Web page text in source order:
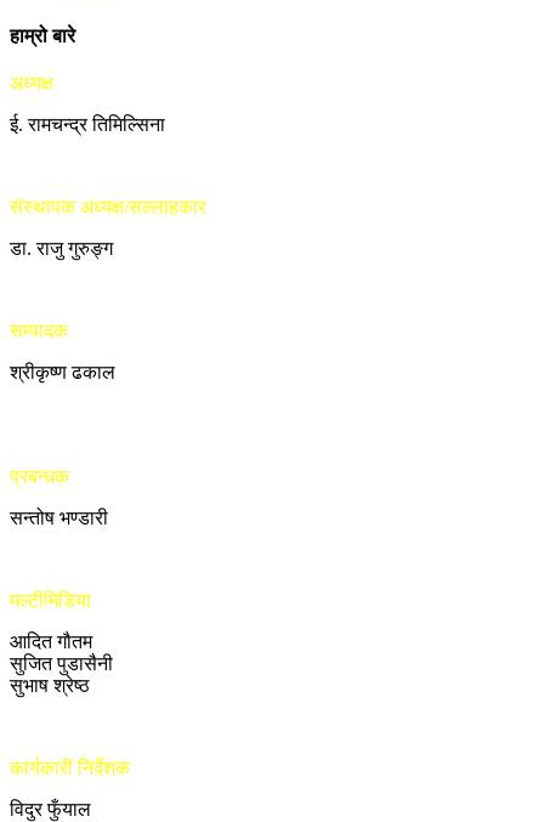
हाम्रो बारे
अध्यक्ष
ई. रामचन्द्र तिमिल्सिना
संस्थापक अध्यक्ष/सल्लाहकार
डा. राजु गुरुङ्ग
सम्पादक
श्रीकृष्ण ढकाल
प्रबन्धक
सन्तोष भण्डारी
मल्टीमिडिया
आदित गौतम
सुजित पुडासैनी
सुभाष श्रेष्ठ
कार्यकारी निर्देशक
विदुर फुँयाल